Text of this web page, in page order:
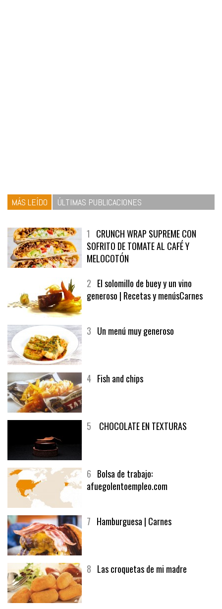
MÁS LEÍDO ÚLTIMAS PUBLICACIONES
1 CRUNCH WRAP SUPREME CON
SOFRITO DE TOMATE AL CAFÉ Y
MELOCOTÓN
2 El solomillo de buey y un vino
generoso | Recetas y menúsCarnes
3 Un menú muy generoso
4 Fish and chips
5 CHOCOLATE EN TEXTURAS
6 Bolsa de trabajo:
afuegolentoempleo.com
7 Hamburguesa | Carnes
8 Las croquetas de mi madre